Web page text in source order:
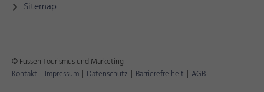
Sitemap
© Füssen Tourismus und Marketing
Kontakt | Impressum | Datenschutz | Barrierefreiheit | AGB